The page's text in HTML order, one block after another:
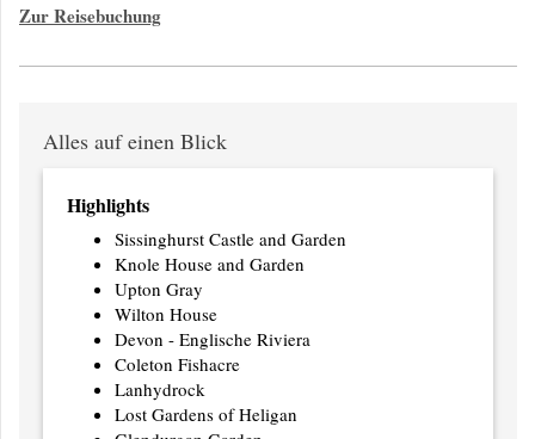
Zur Reisebuchung
Alles auf einen Blick
Highlights
Sissinghurst Castle and Garden
Knole House and Garden
Upton Gray
Wilton House
Devon - Englische Riviera
Coleton Fishacre
Lanhydrock
Lost Gardens of Heligan